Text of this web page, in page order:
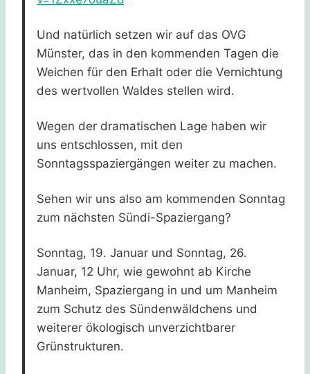
Und natürlich setzen wir auf das OVG
Münster, das in den kommenden Tagen die
Weichen für den Erhalt oder die Vernichtung
des wertvollen Waldes stellen wird.
Wegen der dramatischen Lage haben wir
uns entschlossen, mit den
Sonntagsspaziergängen weiter zu machen.
Sehen wir uns also am kommenden Sonntag
zum nächsten Sündi-Spaziergang?
Sonntag, 19. Januar und Sonntag, 26.
Januar, 12 Uhr, wie gewohnt ab Kirche
Manheim, Spaziergang in und um Manheim
zum Schutz des Sündenwäldchens und
weiterer ökologisch unverzichtbarer
Grünstrukturen.